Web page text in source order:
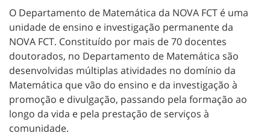
O Departamento de Matemática da NOVA FCT é uma
unidade de ensino e investigação permanente da
NOVA FCT. Constituído por mais de 70 docentes
doutorados, no Departamento de Matemática são
desenvolvidas múltiplas atividades no domínio da
Matemática que vão do ensino e da investigação à
promoção e divulgação, passando pela formação ao
longo da vida e pela prestação de serviços à
comunidade.